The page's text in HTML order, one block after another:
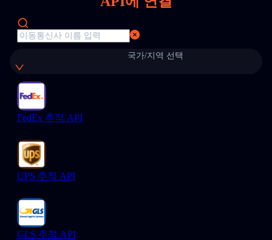
국가/지역 선택
FedEx 추적 API
UPS 추적 API
GLS 추적 API